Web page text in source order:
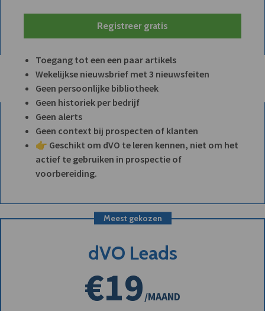
Registreer gratis
Toegang tot een een paar artikels
Wekelijkse nieuwsbrief met 3 nieuwsfeiten
Geen persoonlijke bibliotheek
Geen historiek per bedrijf
Geen alerts
Geen context bij prospecten of klanten
👉 Geschikt om dVO te leren kennen, niet om het
actief te gebruiken in prospectie of
voorbereiding.
Meest gekozen
dVO Leads
€19/MAAND